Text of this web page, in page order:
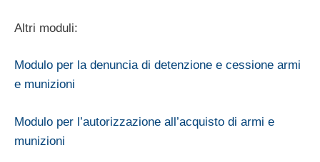
Altri moduli:
Modulo per la denuncia di detenzione e cessione armi
e munizioni
Modulo per l’autorizzazione all’acquisto di armi e
munizioni